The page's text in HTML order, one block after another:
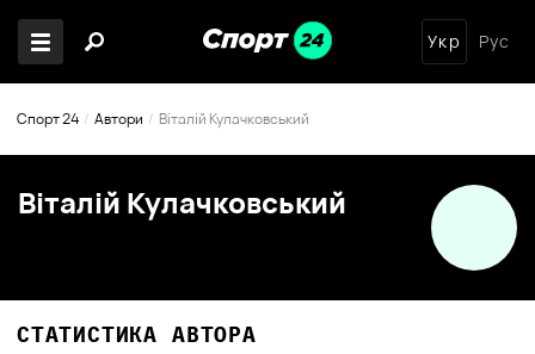
Укр Рус
Спорт 24 Автори Віталій Кулачковський
Віталій Кулачковський
СТАТИСТИКА АВТОРА